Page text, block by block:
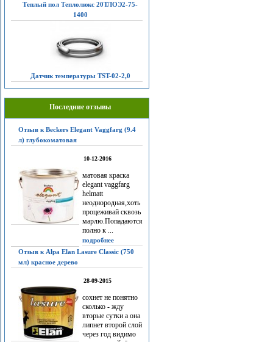
Теплый пол Теплолюкс 20ТЛОЭ2-75-
1400
Датчик температуры TST-02-2,0
Последние отзывы
Отзыв к Beckers Elegant Vaggfarg (9.4
л) глубокоматовая
10-12-2016
матовая краска
elegant vaggfarg
helmatt
неоднородная,хоть
процеживай сквозь
марлю.Попадаются
полно к ...
подробнее
Отзыв к Alpa Elan Lasure Classic (750
мл) красное дерево
28-09-2015
сохнет не понятно
сколько - жду
вторые сутки а она
липнет второй слой
через год видимо